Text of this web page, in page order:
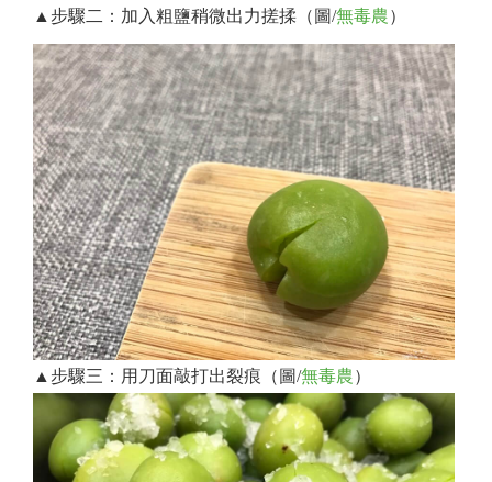
▲步驟二：加入粗鹽稍微出力搓揉（圖/無毒農）
▲步驟三：用刀面敲打出裂痕（圖/無毒農）